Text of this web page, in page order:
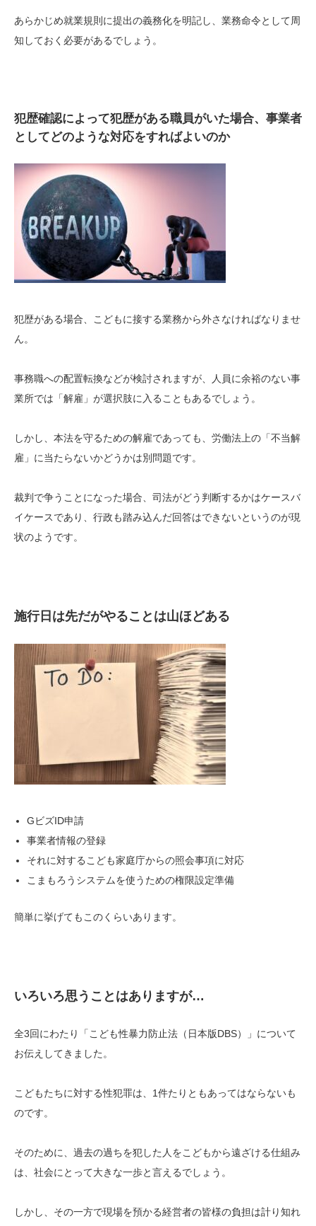
あらかじめ就業規則に提出の義務化を明記し、業務命令として周
知しておく必要があるでしょう。
犯歴確認によって犯歴がある職員がいた場合、事業者
としてどのような対応をすればよいのか
犯歴がある場合、こどもに接する業務から外さなければなりませ
ん。
事務職への配置転換などが検討されますが、人員に余裕のない事
業所では「解雇」が選択肢に入ることもあるでしょう。
しかし、本法を守るための解雇であっても、労働法上の「不当解
雇」に当たらないかどうかは別問題です。
裁判で争うことになった場合、司法がどう判断するかはケースバ
イケースであり、行政も踏み込んだ回答はできないというのが現
状のようです。
施行日は先だがやることは山ほどある
GビズID申請
事業者情報の登録
それに対するこども家庭庁からの照会事項に対応
こまもろうシステムを使うための権限設定準備
簡単に挙げてもこのくらいあります。
いろいろ思うことはありますが…
全3回にわたり「こども性暴力防止法（日本版DBS）」について
お伝えしてきました。
こどもたちに対する性犯罪は、1件たりともあってはならないも
のです。
そのために、過去の過ちを犯した人をこどもから遠ざける仕組み
は、社会にとって大きな一歩と言えるでしょう。
しかし、その一方で現場を預かる経営者の皆様の負担は計り知れ